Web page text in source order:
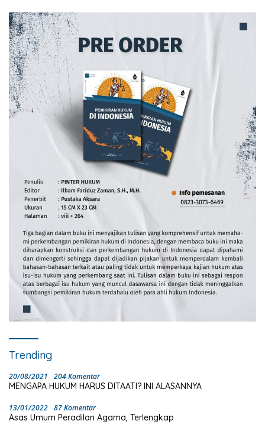
Trending
20/08/2021 204 Komentar
MENGAPA HUKUM HARUS DITAATI? INI ALASANNYA
13/01/2022 87 Komentar
Asas Umum Peradilan Agama, Terlengkap